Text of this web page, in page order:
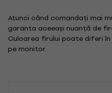
Atunci când comandați mai
garanta aceeași nuanță de
Culoarea firului poate diferi
pe monitor.